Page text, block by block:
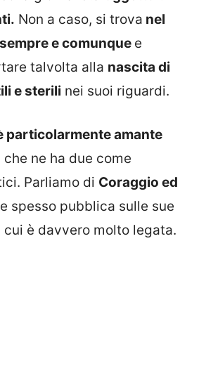
Non a caso, si trova nel
e comunque e
talvolta alla nascita di
e sterili nei suoi riguardi.
particolarmente amante
che ne ha due come
Parliamo di Coraggio ed
spesso pubblica sulle sue
cui è davvero molto legata.